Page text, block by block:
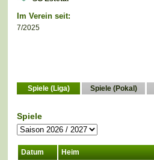
Im Verein seit:
7/2025
Spiele (Liga) Spiele (Pokal)
Spiele
Datum Heim